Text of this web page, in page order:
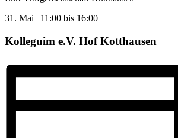
31. Mai | 11:00 bis 16:00
Kolleguim e.V. Hof Kotthausen